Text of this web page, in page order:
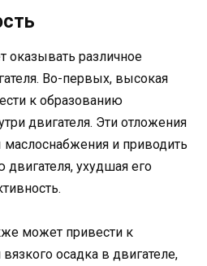
оказывать различное
Во-первых, высокая
к образованию
двигателя. Эти отложения
маслоснабжения и приводить
ухудшая его
может привести к
осадка в двигателе,